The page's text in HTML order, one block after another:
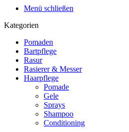
Menü schließen
Kategorien
Pomaden
Bartpflege
Rasur
Rasierer & Messer
Haarpflege
Pomade
Gele
Sprays
Shampoo
Conditioning